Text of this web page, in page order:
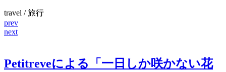
travel / 旅行
prev
next
Petitreveによる「一日しか咲かない花